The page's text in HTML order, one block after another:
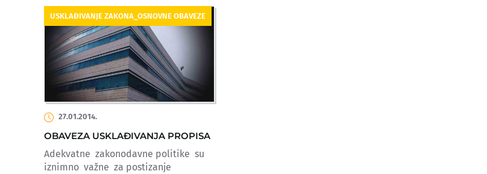
USKLAĐIVANJE ZAKONA_OSNOVNE OBAVEZE
27.01.2014.
OBAVEZA USKLAĐIVANJA PROPISA
Adekvatne zakonodavne politike su
iznimno važne za postizanje